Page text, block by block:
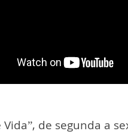
Vida”, de segunda a